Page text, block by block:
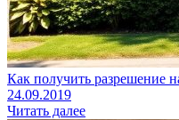
Как получить разрешение
24.09.2019
Читать далее